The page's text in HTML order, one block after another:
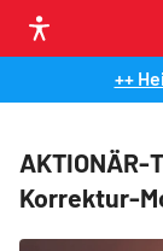
++
Korrektur-